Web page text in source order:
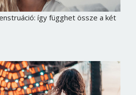
így függhet össze a két